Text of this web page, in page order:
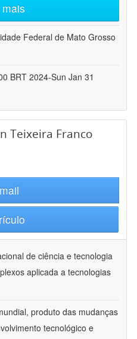
Federal de Mato Grosso
BRT 2024-Sun Jan 31
Teixeira Franco
de ciência e tecnologia
aplicada a tecnologias
produto das mudanças
tecnológico e